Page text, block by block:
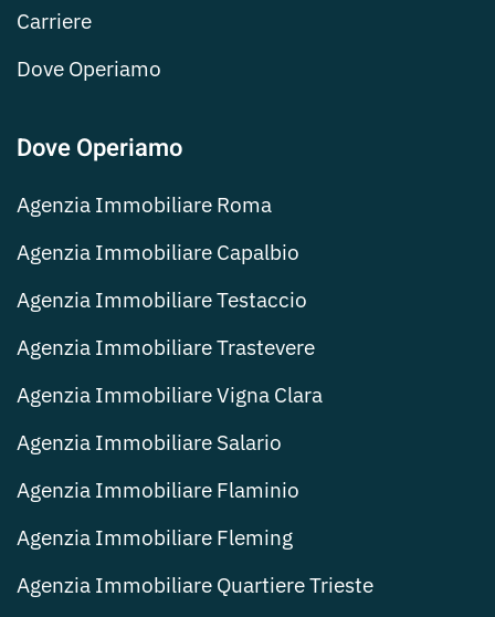
Carriere
Dove Operiamo
Dove Operiamo
Agenzia Immobiliare Roma
Agenzia Immobiliare Capalbio
Agenzia Immobiliare Testaccio
Agenzia Immobiliare Trastevere
Agenzia Immobiliare Vigna Clara
Agenzia Immobiliare Salario
Agenzia Immobiliare Flaminio
Agenzia Immobiliare Fleming
Agenzia Immobiliare Quartiere Trieste